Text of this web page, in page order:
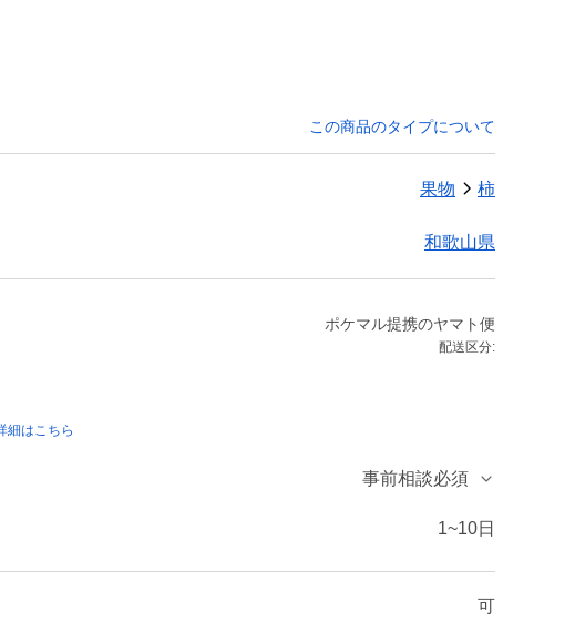
この商品のタイプについて
果物 柿
和歌山県
ポケマル提携のヤマト便
配送区分:
細はこちら
事前相談必須
1~10日
可